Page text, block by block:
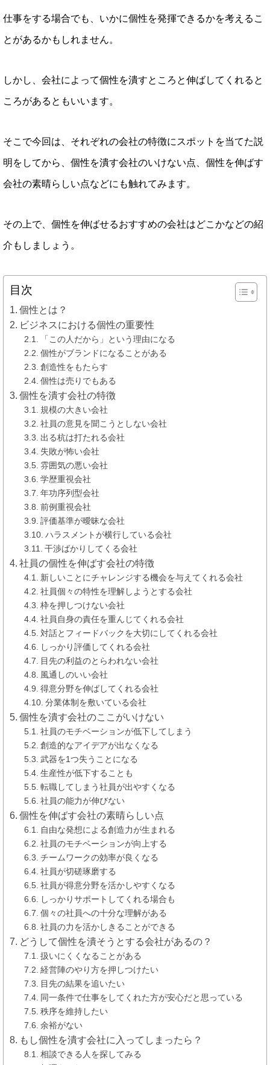
仕事をする場合でも、いかに個性を発揮できるかを考えるこ
とがあるかもしれません。
しかし、会社によって個性を潰すところと伸ばしてくれると
ころがあるともいいます。
そこで今回は、それぞれの会社の特徴にスポットを当てた説
明をしてから、個性を潰す会社のいけない点、個性を伸ばす
会社の素晴らしい点などにも触れてみます。
その上で、個性を伸ばせるおすすめの会社はどこかなどの紹
介もしましょう。
目次
個性とは？
ビジネスにおける個性の重要性
「この人だから」という理由になる
個性がブランドになることがある
創造性をもたらす
個性は売りでもある
個性を潰す会社の特徴
規模の大きい会社
社員の意見を聞こうとしない会社
出る杭は打たれる会社
失敗が怖い会社
雰囲気の悪い会社
学歴重視会社
年功序列型会社
前例重視会社
評価基準が曖昧な会社
ハラスメントが横行している会社
干渉ばかりしてくる会社
社員の個性を伸ばす会社の特徴
新しいことにチャレンジする機会を与えてくれる会社
社員個々の特性を理解しようとする会社
枠を押しつけない会社
社員自身の責任を重んじてくれる会社
対話とフィードバックを大切にしてくれる会社
しっかり評価してくれる会社
目先の利益のとらわれない会社
風通しのいい会社
得意分野を伸ばしてくれる会社
分業体制を敷いている会社
個性を潰す会社のここがいけない
社員のモチベーションが低下してしまう
創造的なアイデアが出なくなる
武器を1つ失うことになる
生産性が低下することも
転職してしまう社員が出やすくなる
社員の能力が伸びない
個性を伸ばす会社の素晴らしい点
自由な発想による創造力が生まれる
社員のモチベーションが向上する
チームワークの効率が良くなる
社員が切磋琢磨する
社員が得意分野を活かしやすくなる
しっかりサポートしてくれる場合も
個々の社員への十分な理解がある
社員の力を活かしきることができる
どうして個性を潰そうとする会社があるの？
扱いにくくなることがある
経営陣のやり方を押しつけたい
目先の結果を追いたい
同一条件で仕事をしてくれた方が安心だと思っている
秩序を維持したい
余裕がない
もし個性を潰す会社に入ってしまったら？
相談できる人を探してみる